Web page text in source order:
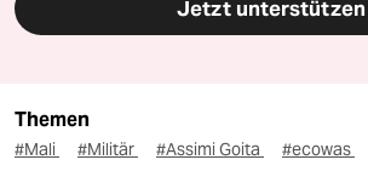
Jetzt unterstützen
Themen
#Mali #Militär #Assimi Goita #ecowas